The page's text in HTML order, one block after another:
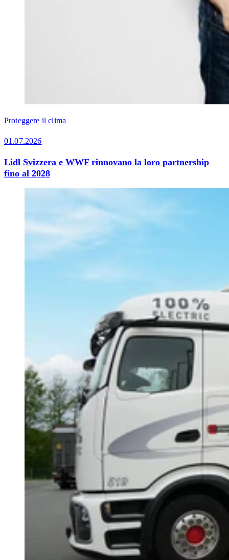
Proteggere il clima
01.07.2026
Lidl Svizzera e WWF rinnovano la loro partnership
fino al 2028